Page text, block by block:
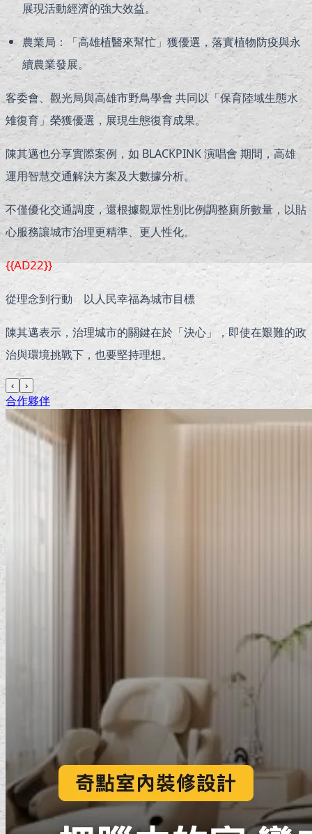
展現活動經濟的強大效益。
農業局：「高雄植醫來幫忙」獲優選，落實植物防疫與永
續農業發展。
客委會、觀光局與高雄市野鳥學會 共同以「保育陸域生態水
雉復育」榮獲優選，展現生態復育成果。
陳其邁也分享實際案例，如 BLACKPINK 演唱會 期間，高雄
運用智慧交通解決方案及大數據分析。
不僅優化交通調度，還根據觀眾性別比例調整廁所數量，以貼
心服務讓城市治理更精準、更人性化。
{{AD22}}
從理念到行動 以人民幸福為城市目標
陳其邁表示，治理城市的關鍵在於「決心」，即使在艱難的政
治與環境挑戰下，也要堅持理想。
‹ ›
合作夥伴